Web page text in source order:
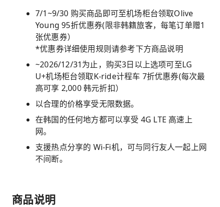
7/1~9/30 购买商品即可至机场柜台领取Olive
Young 95折优惠券(限非韩籍旅客，每笔订单赠1
张优惠券）
*优惠券详细使用规则请参考下方商品说明
~2026/12/31为止，购买3日以上选项可至LG
U+机场柜台领取K-ride计程车 7折优惠券(每次最
高可享 2,000 韩元折扣）
以合理的价格享受无限数据。
在韩国的任何地方都可以享受 4G LTE 高速上
网。
支援热点分享的 Wi-Fi机，可与同行友人一起上网
不间断。
商品说明